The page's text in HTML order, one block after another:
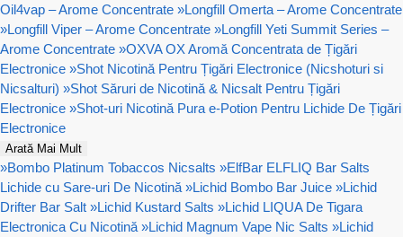
Oil4vap – Arome Concentrate »Longfill Omerta – Arome Concentrate
»Longfill Viper – Arome Concentrate »Longfill Yeti Summit Series –
Arome Concentrate »OXVA OX Aromă Concentrata de Țigări
Electronice »Shot Nicotină Pentru Țigări Electronice (Nicshoturi si
Nicsalturi) »Shot Săruri de Nicotină & Nicsalt Pentru Țigări
Electronice »Shot-uri Nicotină Pura e-Potion Pentru Lichide De Țigări
Electronice
Arată Mai Mult
»Bombo Platinum Tobaccos Nicsalts »ElfBar ELFLIQ Bar Salts
Lichide cu Sare-uri De Nicotină »Lichid Bombo Bar Juice »Lichid
Drifter Bar Salt »Lichid Kustard Salts »Lichid LIQUA De Tigara
Electronica Cu Nicotină »Lichid Magnum Vape Nic Salts »Lichid